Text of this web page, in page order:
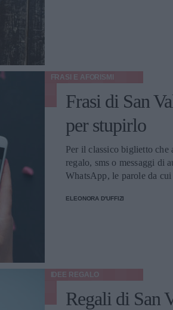
FRASI E AFORISMI
Frasi di San
per stupirlo
Per il classico biglietto che
regalo, sms o messaggi di
WhatsApp, le parole da cui
ELEONORA D'UFFIZI
IDEE REGALO
Regali di San